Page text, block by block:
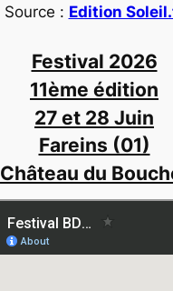
Source : Edition
Festival 2026
11ème édition
27 et 28 Juin
Fareins (01)
Château du